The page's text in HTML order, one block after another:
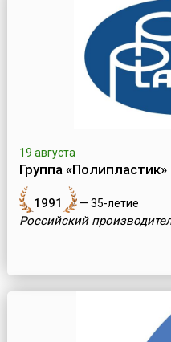
19 августа
Группа «Полипластик»
1991 — 35-летие
Российский